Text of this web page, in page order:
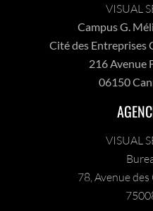
VISUAL
Campus G.
Cité des Entreprises
216 Avenue
06150
VISUAL
78, Avenue